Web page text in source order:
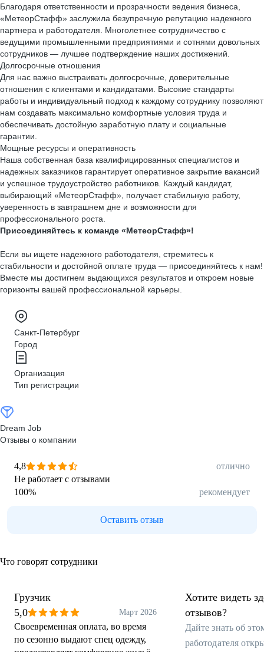
Благодаря ответственности и прозрачности ведения бизнеса,
«МетеорСтафф» заслужила безупречную репутацию надежного
партнера и работодателя. Многолетнее сотрудничество с
ведущими промышленными предприятиями и сотнями довольных
сотрудников — лучшее подтверждение наших достижений.
Долгосрочные отношения
Для нас важно выстраивать долгосрочные, доверительные
отношения с клиентами и кандидатами. Высокие стандарты
работы и индивидуальный подход к каждому сотруднику позволяют
нам создавать максимально комфортные условия труда и
обеспечивать достойную заработную плату и социальные
гарантии.
Мощные ресурсы и оперативность
Наша собственная база квалифицированных специалистов и
надежных заказчиков гарантирует оперативное закрытие вакансий
и успешное трудоустройство работников. Каждый кандидат,
выбирающий «МетеорСтафф», получает стабильную работу,
уверенность в завтрашнем дне и возможности для
профессионального роста.
Присоединяйтесь к команде «МетеорСтафф»!
Если вы ищете надежного работодателя, стремитесь к
стабильности и достойной оплате труда — присоединяйтесь к нам!
Вместе мы достигнем выдающихся результатов и откроем новые
горизонты вашей профессиональной карьеры.
Санкт-Петербург
Город
Организация
Тип регистрации
Dream Job
Отзывы о компании
4,8
отлично
Не работает с отзывами
100% рекомендует
Оставить отзыв
Что говорят сотрудники
Грузчик
5,0
Март 2026
Своевременная оплата, во время
по сезонно выдают спец одежду,
Хотите видеть
отзывов?
Дайте знать об
работодателя